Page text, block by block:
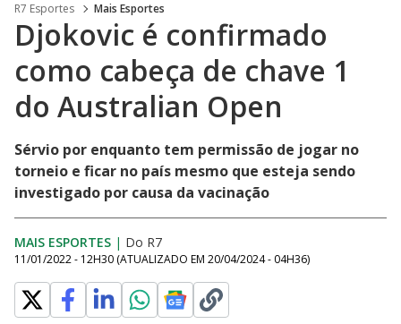
R7 Esportes Mais Esportes
Djokovic é confirmado
como cabeça de chave 1
do Australian Open
Sérvio por enquanto tem permissão de jogar no
torneio e ficar no país mesmo que esteja sendo
investigado por causa da vacinação
MAIS ESPORTES | Do R7
11/01/2022 - 12H30 (ATUALIZADO EM 20/04/2024 - 04H36)